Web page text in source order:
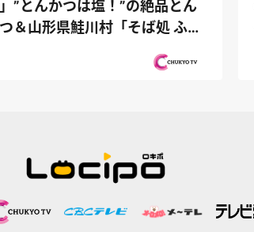
”とんかつは塩！”の絶品とん
＆山形県鮭川村「そば処 ふく